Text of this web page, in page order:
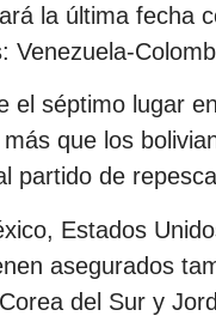
la última fecha
el séptimo lugar
que los
partido de
Estados
asegurados
del Sur y